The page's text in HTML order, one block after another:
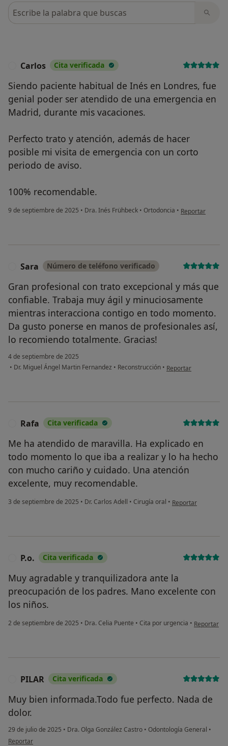
Busca en opiniones
Carlos Cita verificada
Siendo paciente habitual de Inés en Londres, fue
genial poder ser atendido de una emergencia en
Madrid, durante mis vacaciones.
Perfecto trato y atención, además de hacer
posible mi visita de emergencia con un corto
periodo de aviso.
100% recomendable.
9 de septiembre de 2025 • Dra. Inés Frühbeck • Ortodoncia • en opinión del
Reportar
Sara Número de teléfono verificado
Gran profesional con trato excepcional y más que
confiable. Trabaja muy ágil y minuciosamente
mientras interacciona contigo en todo momento.
Da gusto ponerse en manos de profesionales así,
lo recomiendo totalmente. Gracias!
4 de septiembre de 2025
• Dr. Miguel Ángel Martin Fernandez • Reconstrucción • en opinión del
Reportar
Rafa Cita verificada
Me ha atendido de maravilla. Ha explicado en
todo momento lo que iba a realizar y lo ha hecho
con mucho cariño y cuidado. Una atención
excelente, muy recomendable.
3 de septiembre de 2025 • Dr. Carlos Adell • Cirugía oral • en opinión del
Reportar
P.o. Cita verificada
Muy agradable y tranquilizadora ante la
preocupación de los padres. Mano excelente con
los niños.
2 de septiembre de 2025 • Dra. Celia Puente • Cita por urgencia • en opinión
Reportar
PILAR Cita verificada
Muy bien informada.Todo fue perfecto. Nada de
dolor.
29 de julio de 2025 • Dra. Olga González Castro • Odontología General •
en opinión del usuario PILAR
Reportar